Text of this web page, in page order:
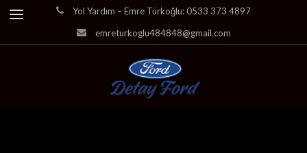
Yol Yardım – Emre Türkoğlu: 0533 373 4897
emreturkoglu484848@gmail.com